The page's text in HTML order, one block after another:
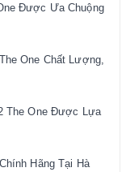
Được Ưa Chuộng
One Chất Lượng,
The One Được Lựa
Hãng Tại Hà